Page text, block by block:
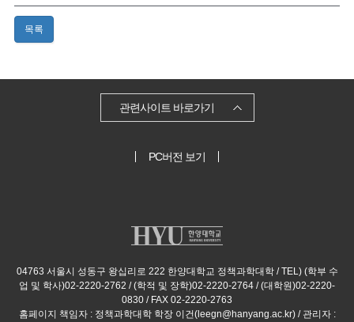
목록
관련사이트 바로가기
PC버전 보기
04763 서울시 성동구 왕십리로 222 한양대학교 정책과학대학 / TEL) (학부 수
업 및 학사)02-2220-2762 / (학적 및 장학)02-2220-2764 / (대학원)02-2220-
0830 / FAX 02-2220-2763
홈페이지 책임자 : 정책과학대학 학장 이건(leegn@hanyang.ac.kr) / 관리자 :